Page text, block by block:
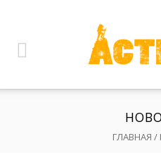
ГЛАВНАЯ /